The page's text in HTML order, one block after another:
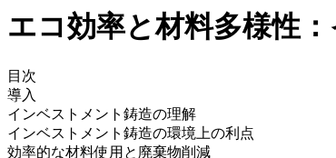
エコ効率と材料多様性
目次
導入
インベストメント鋳造の理解
インベストメント鋳造の環境上の利点
効率的な材料使用と廃棄物削減